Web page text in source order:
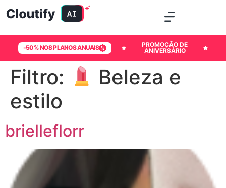
-50% NOS PLANOS ANUAIS
PROMOÇÃO DE
ANIVERSÁRIO
Filtro:
Beleza e
estilo
brielleflorr